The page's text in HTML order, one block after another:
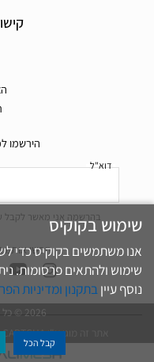
הירשמו
דוא"ל
בהרשמה אני מאשר לקבל
חפשו אותנו
2026 © כל הזכויות שמורות ל
אתר זה מוגן ע"י reCAPTCHA וגוגל
שימוש בקוקיס
אנו משתמשים בקוקיס כדי
שימוש ולהתאים פרסומות.
נוסף עייןבתקנון ומדיניות
קבל הכל